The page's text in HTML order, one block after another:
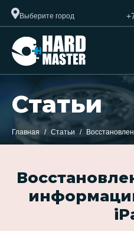
Выберите город
Статьи
Главная Статьи